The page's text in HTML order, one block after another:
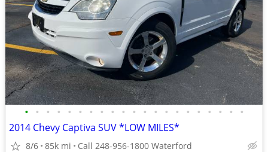
• • • • • • • • • • • • • • • • • • • • •
2014 Chevy Captiva SUV *LOW MILES*
8/6 85k mi Call 248-956-1800 Waterford